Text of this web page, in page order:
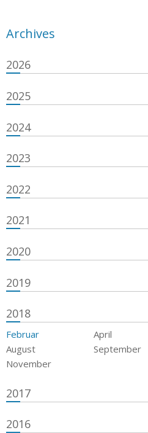
Archives
2026
2025
2024
2023
2022
2021
2020
2019
2018
Februar April
August
September
November
2017
2016